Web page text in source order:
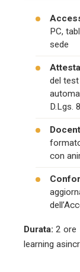
PC,
sede
del
D.Lgs.
con
Durata: 2 ore
learning